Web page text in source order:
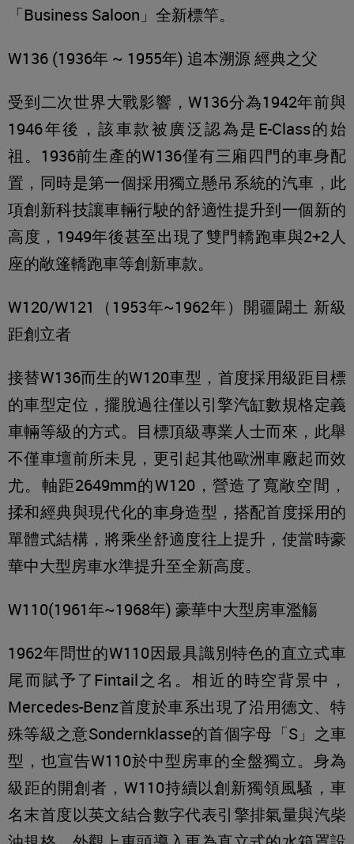
「Business Saloon」全新標竿。
W136 (1936年 ~ 1955年) 追本溯源 經典之父
受到二次世界大戰影響，W136分為1942年前與
1946年後，該車款被廣泛認為是E-Class的始
祖。1936前生產的W136僅有三廂四門的車身配
置，同時是第一個採用獨立懸吊系統的汽車，此
項創新科技讓車輛行駛的舒適性提升到一個新的
高度，1949年後甚至出現了雙門轎跑車與2+2人
座的敞篷轎跑車等創新車款。
W120/W121（1953年~1962年）開疆闢土 新級
距創立者
接替W136而生的W120車型，首度採用級距目標
的車型定位，擺脫過往僅以引擎汽缸數規格定義
車輛等級的方式。目標頂級專業人士而來，此舉
不僅車壇前所未見，更引起其他歐洲車廠起而效
尤。軸距2649mm的W120，營造了寬敞空間，
揉和經典與現代化的車身造型，搭配首度採用的
單體式結構，將乘坐舒適度往上提升，使當時豪
華中大型房車水準提升至全新高度。
W110(1961年~1968年) 豪華中大型房車濫觴
1962年問世的W110因最具識別特色的直立式車
尾而賦予了Fintail之名。相近的時空背景中，
Mercedes-Benz首度於車系出現了沿用德文、特
殊等級之意Sondernklasse的首個字母「S」之車
型，也宣告W110於中型房車的全盤獨立。身為
級距的開創者，W110持續以創新獨領風騷，車
名末首度以英文結合數字代表引擎排氣量與汽柴